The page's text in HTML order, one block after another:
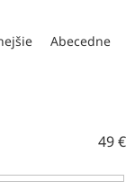
Abecedne
49€